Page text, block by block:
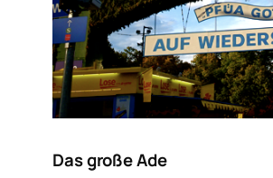
Das große Ade